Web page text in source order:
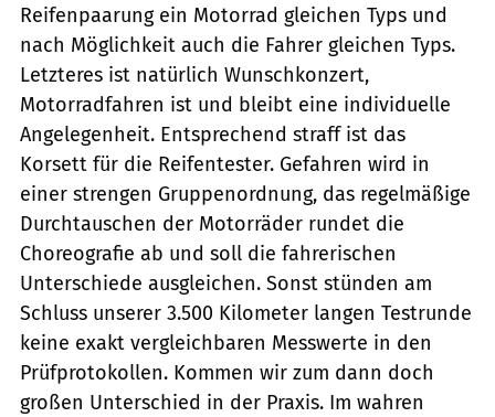
Reifenpaarung ein Motorrad gleichen Typs und
nach Möglichkeit auch die Fahrer gleichen Typs.
Letzteres ist natürlich Wunschkonzert,
Motorradfahren ist und bleibt eine individuelle
Angelegenheit. Entsprechend straff ist das
Korsett für die Reifentester. Gefahren wird in
einer strengen Gruppenordnung, das regelmäßige
Durchtauschen der Motorräder rundet die
Choreografie ab und soll die fahrerischen
Unterschiede ausgleichen. Sonst stünden am
Schluss unserer 3.500 Kilometer langen Testrunde
keine exakt vergleichbaren Messwerte in den
Prüfprotokollen. Kommen wir zum dann doch
großen Unterschied in der Praxis. Im wahren